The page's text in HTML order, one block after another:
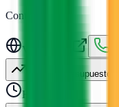
Contactar
Visitar web
Solicitar presupuesto
Horario